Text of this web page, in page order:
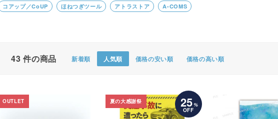
コアップ／CoUP ほねつぎツール アトラストア A-COMS
43 件の商品 新着順 人気順 価格の安い順 価格の高い順
OUTLET 夏の大感謝祭 25 %
OFF